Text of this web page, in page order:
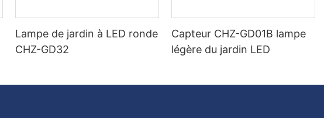
Lampe de jardin à LED ronde
CHZ-GD32
Capteur CHZ-GD01B lampe
légère du jardin LED